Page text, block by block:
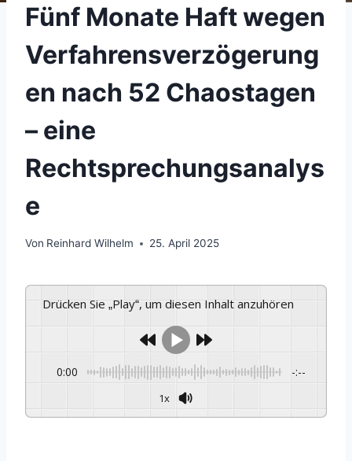
Fünf Monate Haft wegen
Verfahrensverzögerung
en nach 52 Chaostagen
– eine
Rechtsprechungsanalys
e
Von Reinhard Wilhelm 25. April 2025
Drücken Sie „Play“, um diesen Inhalt anzuhören
0:00 -:--
1x